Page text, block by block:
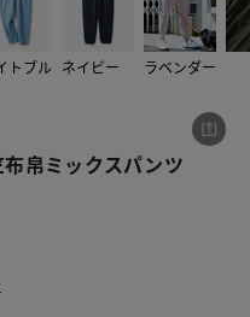
トブル ネイビー ラベンダー
帛ミックスパンツ
・天竺布帛ミックスパンツ